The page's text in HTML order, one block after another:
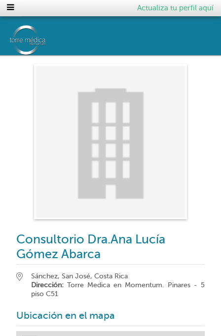
Actualiza tu perfil aquí
Consultorio Dra.Ana Lucía
Gómez Abarca
Sánchez, San José, Costa Rica
Dirección: Torre Medica en Momentum. Pinares - 5
piso C51
Ubicación en el mapa